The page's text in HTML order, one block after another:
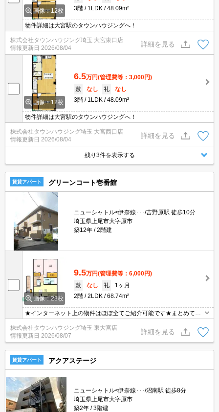
画像：12枚
3階
1LDK 48.09m²
物件詳細は大宮駅のタウンハウジングへ！
株式会社タウンハウジング埼玉 大宮東口店
情報更新日 2026/08/04
詳細を見る
画像：12枚
6.5万円(管理費等：3,000円)
敷
なし 礼
なし
3階
1LDK 48.09m²
物件詳細は大宮駅のタウンハウジングへ！
株式会社タウンハウジング埼玉 大宮西口店
情報更新日 2026/08/04
詳細を見る
残り3件を表示する
賃貸アパート グリーンコート壱番館
ニューシャトル<伊奈線･･･/吉野原駅 徒歩10分
埼玉県上尾市大字原市
築12年
2階建
画像：23枚
9.5万円(管理費等：6,000円)
敷
なし 礼
1ヶ月
2階
2LDK 68.74m²
★インターネット上の物件はほぼ全てご紹介可能です★まとめてご
紹介致します★お部屋探しは情報量地域No１の★タウンハウジング
東大宮店まで★
株式会社タウンハウジング埼玉 東大宮店
情報更新日 2026/08/07
詳細を見る
賃貸アパート アクアステージ
ニューシャトル<伊奈線･･･/沼南駅 徒歩8分
埼玉県上尾市大字原市
築2年
3階建